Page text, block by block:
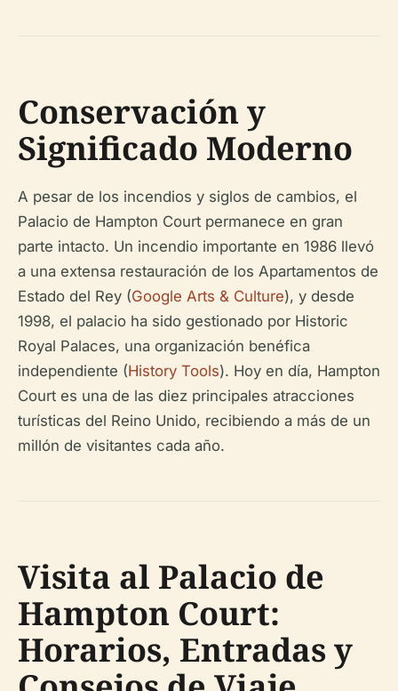
Conservación y
Significado Moderno
A pesar de los incendios y siglos de cambios, el
Palacio de Hampton Court permanece en gran
parte intacto. Un incendio importante en 1986 llevó
a una extensa restauración de los Apartamentos de
Estado del Rey (Google Arts & Culture), y desde
1998, el palacio ha sido gestionado por Historic
Royal Palaces, una organización benéfica
independiente (History Tools). Hoy en día, Hampton
Court es una de las diez principales atracciones
turísticas del Reino Unido, recibiendo a más de un
millón de visitantes cada año.
Visita al Palacio de
Hampton Court:
Horarios, Entradas y